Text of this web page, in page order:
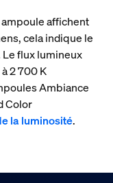
affichent
cela indique le
Le flux lumineux
2 700 K
Ambiance
Color
la luminosité.